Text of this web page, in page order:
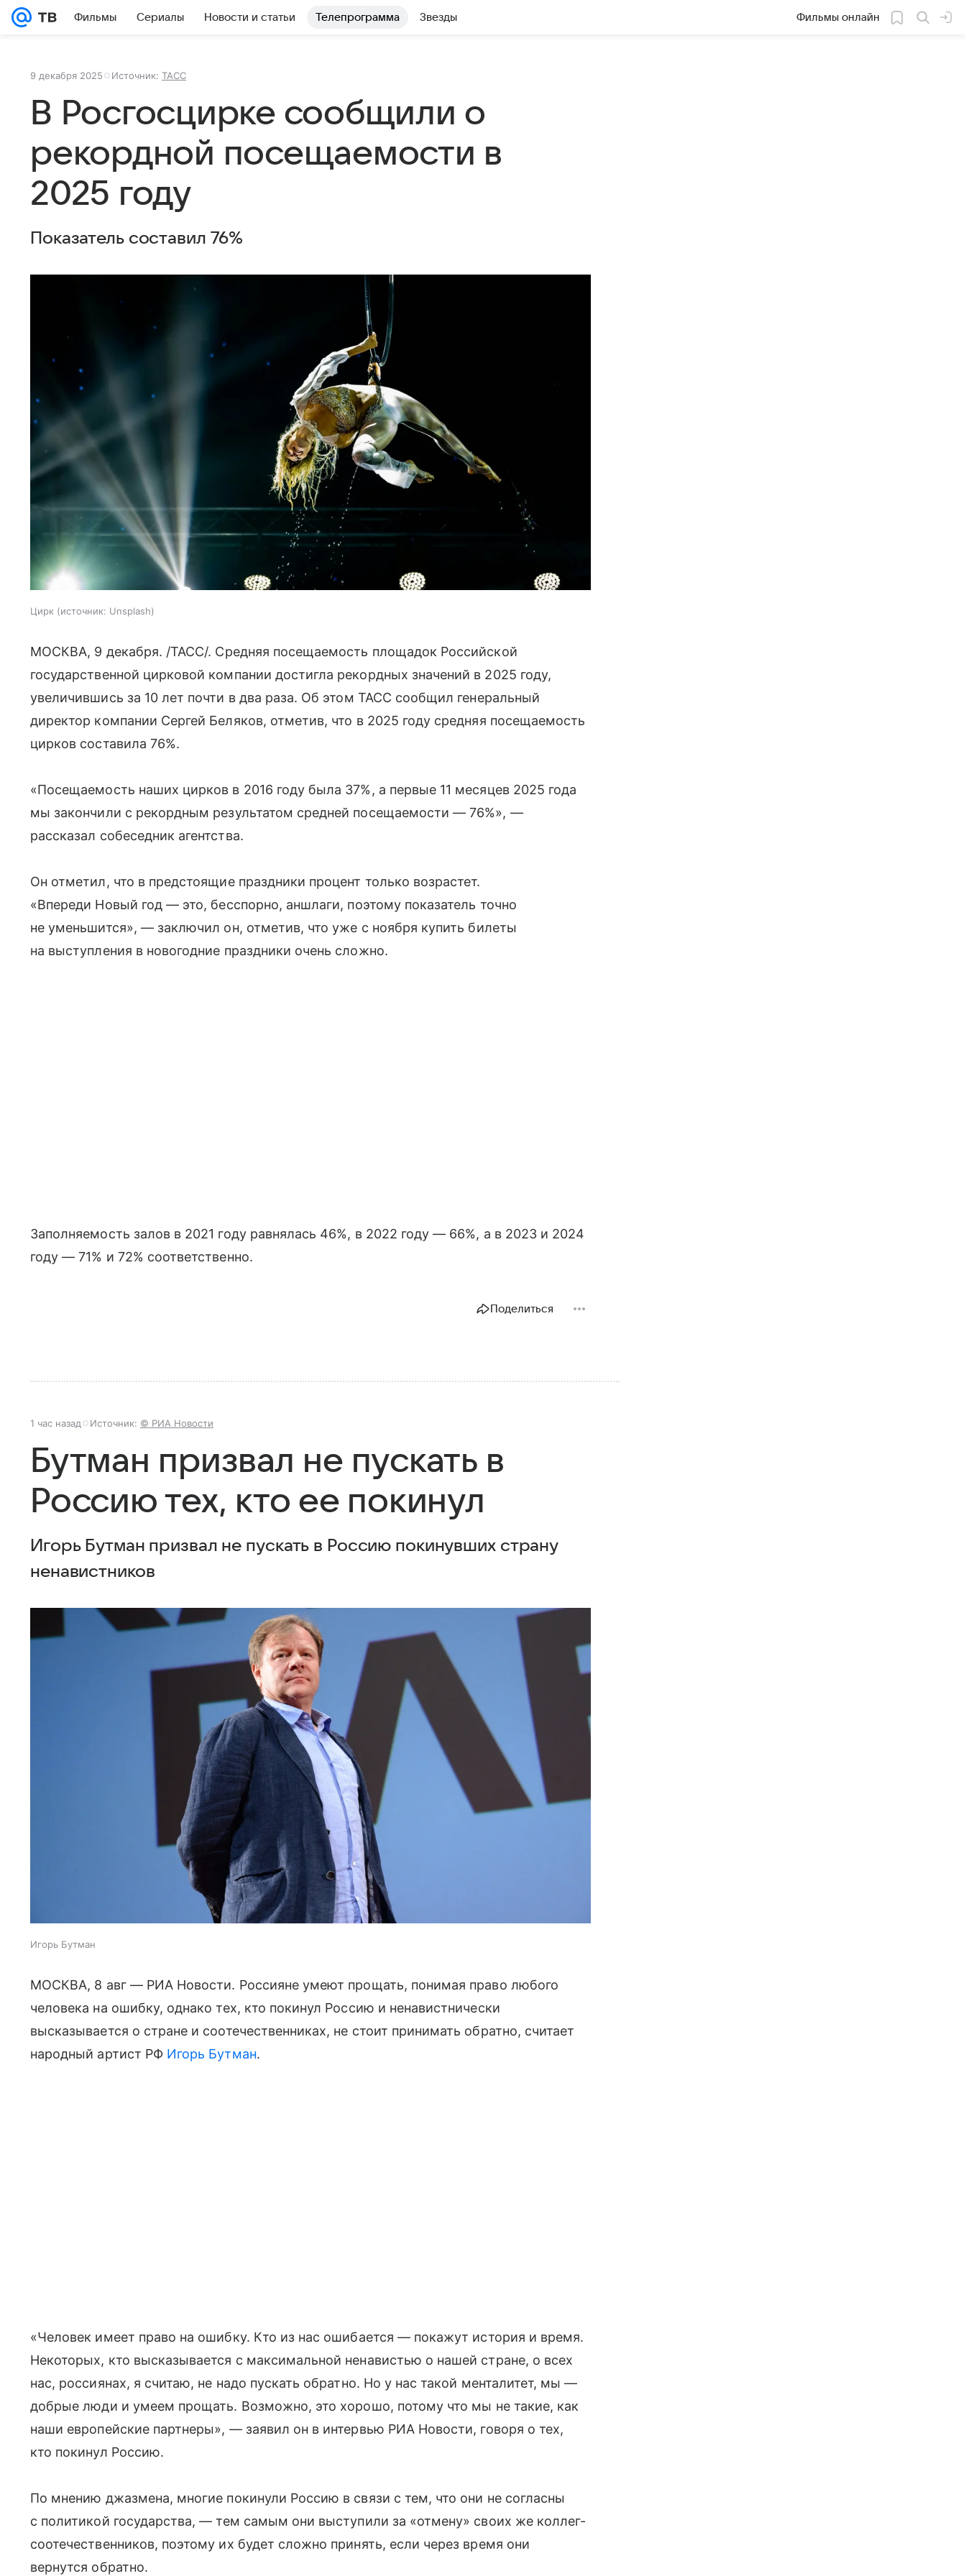
Фильмы Сериалы Новости и статьи Телепрограмма Звезды Фильмы онлайн
9 декабря 2025 Источник: ТАСС
В Росгосцирке сообщили о
рекордной посещаемости в
2025 году
Показатель составил 76%
Цирк источник: Unsplash
МОСКВА, 9 декабря. /ТАСС/. Средняя посещаемость площадок Российской
государственной цирковой компании достигла рекордных значений в 2025 году,
увеличившись за 10 лет почти в два раза. Об этом ТАСС сообщил генеральный
директор компании Сергей Беляков, отметив, что в 2025 году средняя посещаемость
цирков составила 76%.
«Посещаемость наших цирков в 2016 году была 37%, а первые 11 месяцев 2025 года
мы закончили с рекордным результатом средней посещаемости — 76%», —
рассказал собеседник агентства.
Он отметил, что в предстоящие праздники процент только возрастет.
«Впереди Новый год — это, бесспорно, аншлаги, поэтому показатель точно
не уменьшится», — заключил он, отметив, что уже с ноября купить билеты
на выступления в новогодние праздники очень сложно.
Заполняемость залов в 2021 году равнялась 46%, в 2022 году — 66%, а в 2023 и 2024
году — 71% и 72% соответственно.
Поделиться
1 час назад Источник: © РИА Новости
Бутман призвал не пускать в
Россию тех, кто ее покинул
Игорь Бутман призвал не пускать в Россию покинувших страну
ненавистников
Игорь Бутман
МОСКВА, 8 авг — РИА Новости. Россияне умеют прощать, понимая право любого
человека на ошибку, однако тех, кто покинул Россию и ненавистнически
высказывается о стране и соотечественниках, не стоит принимать обратно, считает
народный артист РФ Игорь Бутман.
«Человек имеет право на ошибку. Кто из нас ошибается — покажут история и время.
Некоторых, кто высказывается с максимальной ненавистью о нашей стране, о всех
нас, россиянах, я считаю, не надо пускать обратно. Но у нас такой менталитет, мы —
добрые люди и умеем прощать. Возможно, это хорошо, потому что мы не такие, как
наши европейские партнеры», — заявил он в интервью РИА Новости, говоря о тех,
кто покинул Россию.
По мнению джазмена, многие покинули Россию в связи с тем, что они не согласны
с политикой государства, — тем самым они выступили за «отмену» своих же коллег-
соотечественников, поэтому их будет сложно принять, если через время они
вернутся обратно.